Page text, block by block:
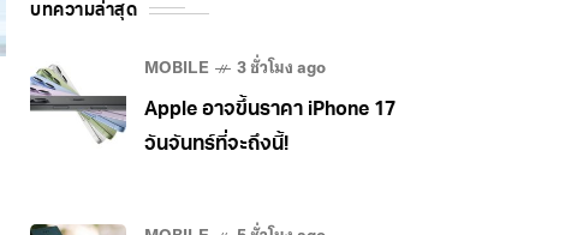
บทความล่าสุด
MOBILE 3 ชั่วโมง ago
Apple อาจขึ้นราคา iPhone 17
วันจันทร์ที่จะถึงนี้!